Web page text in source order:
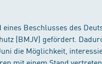
Beschlusses des
(BMJV) gefördert.
die Möglichkeit,